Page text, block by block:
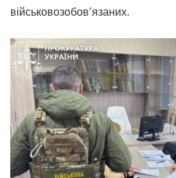
військовозобов’язаних.